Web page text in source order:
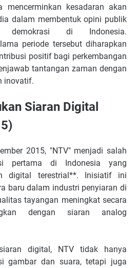
mencerminkan kesadaran akan
dalam membentuk opini publik
demokrasi di Indonesia.
periode tersebut diharapkan
positif bagi perkembangan
tantangan zaman dengan
inovatif.
Siaran Digital
2015, "NTV" menjadi salah
pertama di Indonesia yang
digital terestrial**. Inisiatif ini
baru dalam industri penyiaran di
tayangan meningkat secara
dengan siaran analog
digital, NTV tidak hanya
gambar dan suara, tetapi juga